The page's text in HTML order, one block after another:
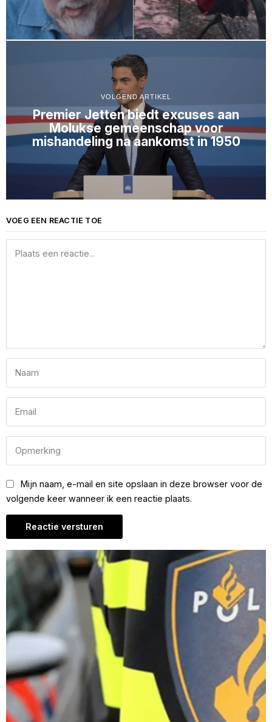
VOLGEND ARTIKEL
Premier Jetten biedt excuses aan
Molukse gemeenschap voor
mishandeling na aankomst in 1950
VOEG EEN REACTIE TOE
Mijn naam, e-mail en site opslaan in deze browser voor de
volgende keer wanneer ik een reactie plaats.